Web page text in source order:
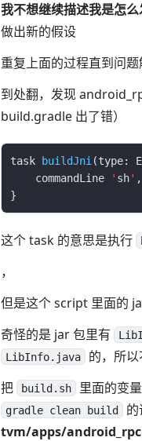
我不想继续描述我是怎
做出新的假设
重复上面的过程直到问题
到处翻，发现
build.gradle 出了错）
task buildJni (type:
    commandLine
' sh' ,
这个 task 的意思是执行
，
但是这个 script 里面的
奇怪的是 jar 包里有
LibInfo.java 的，所以
把
build.sh 里面的变
gradle clean build 的
tvm/apps/android_rpc